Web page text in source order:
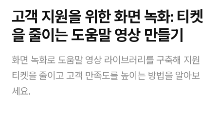
고객 지원을 위한 화면 녹화: 티켓
을 줄이는 도움말 영상 만들기
화면 녹화로 도움말 영상 라이브러리를 구축해 지원
티켓을 줄이고 고객 만족도를 높이는 방법을 알아보
세요.